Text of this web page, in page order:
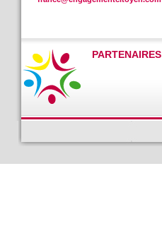
PARTENAIRES